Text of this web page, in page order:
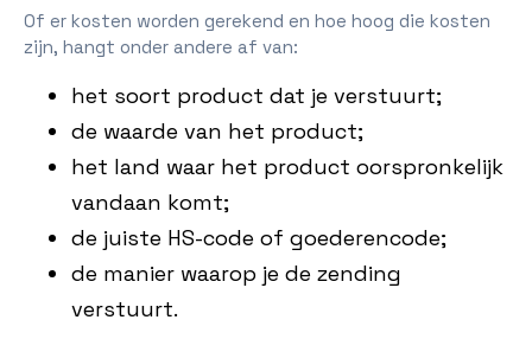
Of er kosten worden gerekend en hoe hoog die kosten
zijn, hangt onder andere af van:
het soort product dat je verstuurt;
de waarde van het product;
het land waar het product oorspronkelijk
vandaan komt;
de juiste HS-code of goederencode;
de manier waarop je de zending
verstuurt.